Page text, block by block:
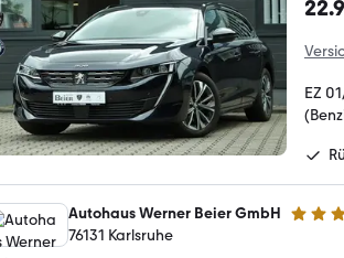
EZ
Autohaus Werner Beier GmbH 4.3
76131 Karlsruhe